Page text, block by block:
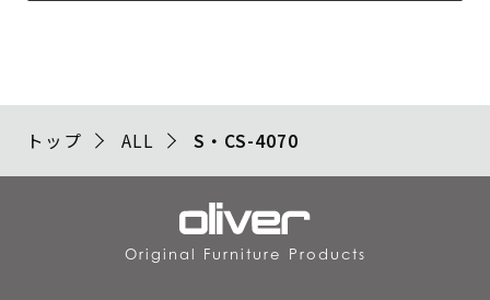
トップ ALL S・CS-4070
Original Furniture Products